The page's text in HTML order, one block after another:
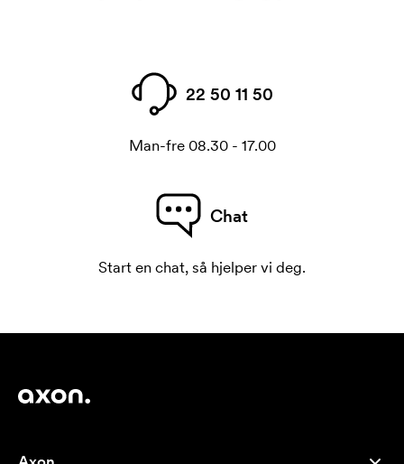
22 50 11 50
Man-fre 08.30 - 17.00
Chat
Start en chat, så hjelper vi deg.